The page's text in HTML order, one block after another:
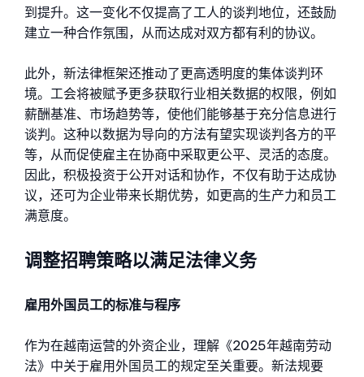
到提升。这一变化不仅提高了工人的谈判地位，还鼓励
建立一种合作氛围，从而达成对双方都有利的协议。
此外，新法律框架还推动了更高透明度的集体谈判环
境。工会将被赋予更多获取行业相关数据的权限，例如
薪酬基准、市场趋势等，使他们能够基于充分信息进行
谈判。这种以数据为导向的方法有望实现谈判各方的平
等，从而促使雇主在协商中采取更公平、灵活的态度。
因此，积极投资于公开对话和协作，不仅有助于达成协
议，还可为企业带来长期优势，如更高的生产力和员工
满意度。
调整招聘策略以满足法律义务
雇用外国员工的标准与程序
作为在越南运营的外资企业，理解《2025年越南劳动
法》中关于雇用外国员工的规定至关重要。新法规要